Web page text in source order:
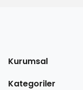
Kurumsal
Kategoriler